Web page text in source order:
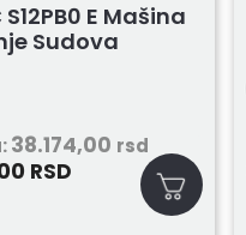
S12PB0 E Mašina
Sudova
38.174,00 rsd
RSD